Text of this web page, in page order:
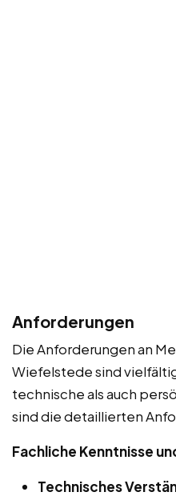
Anforderungen
Die Anforderungen an
Wiefelstede sind
technische als auch
sind die detaillierten
Fachliche Kenntnisse
Technisches